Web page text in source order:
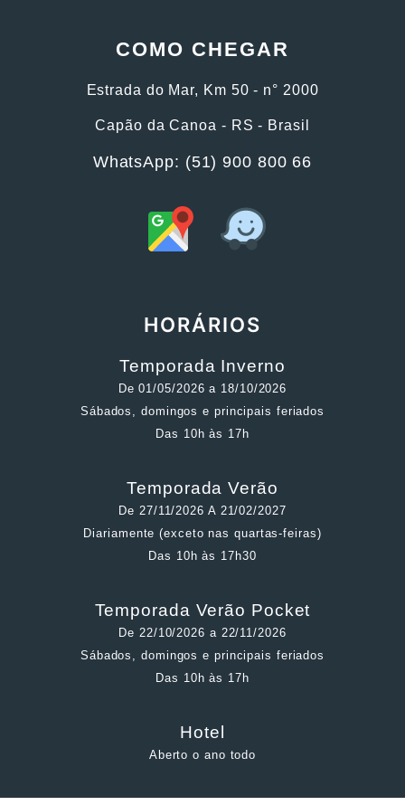
COMO CHEGAR
Estrada do Mar, Km 50 - n° 2000
Capão da Canoa - RS - Brasil
WhatsApp: (51) 900 800 66
HORÁRIOS
Temporada Inverno
De 01/05/2026 a 18/10/2026
Sábados, domingos e principais feriados
Das 10h às 17h
Temporada Verão
De 27/11/2026 A 21/02/2027
Diariamente (exceto nas quartas-feiras)
Das 10h às 17h30
Temporada Verão Pocket
De 22/10/2026 a 22/11/2026
Sábados, domingos e principais feriados
Das 10h às 17h
Hotel
Aberto o ano todo